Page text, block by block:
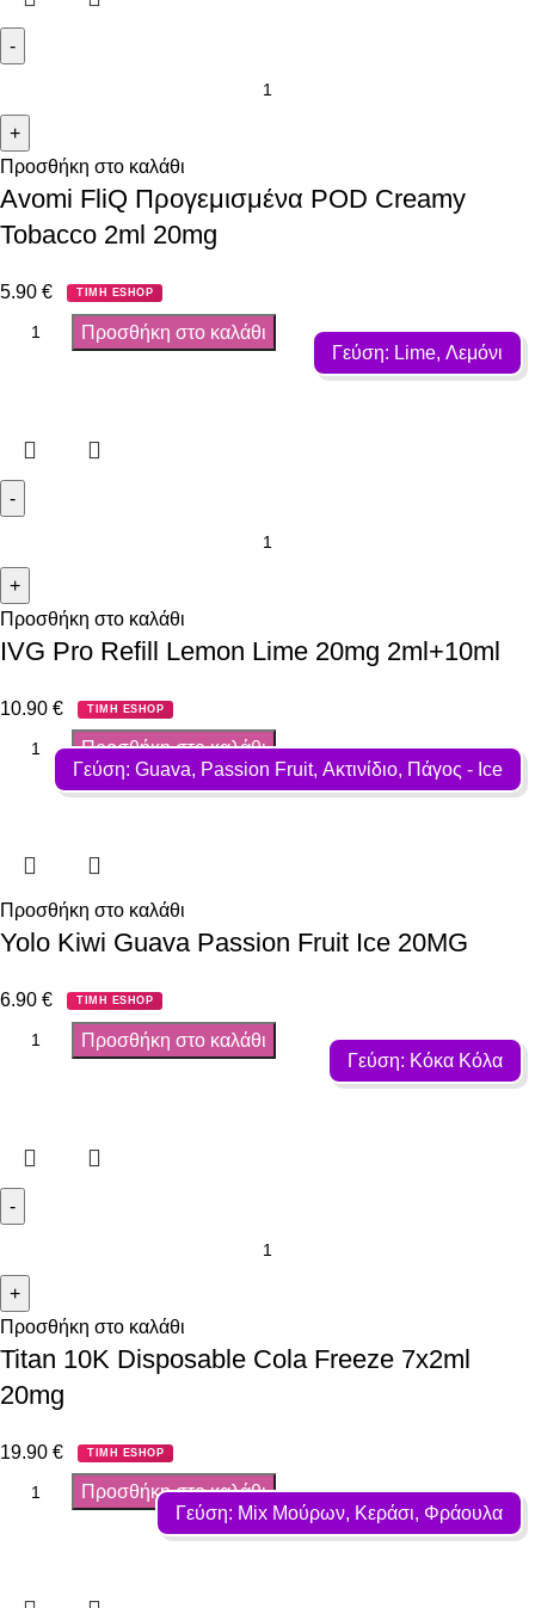
Προσθήκη στο καλάθι
Avomi FliQ Προγεμισμένα POD Creamy
Tobacco 2ml 20mg
5.90 € ΤΙΜΗ ESHOP
Προσθήκη στο καλάθι
Γεύση: Lime, Λεμόνι
Προσθήκη στο καλάθι
IVG Pro Refill Lemon Lime 20mg 2ml+10ml
10.90 € ΤΙΜΗ ESHOP
Προσθήκη στο καλάθι
Γεύση: Guava, Passion Fruit, Ακτινίδιο, Πάγος - Ιce
Προσθήκη στο καλάθι
Yolo Kiwi Guava Passion Fruit Ice 20MG
6.90 € ΤΙΜΗ ESHOP
Προσθήκη στο καλάθι
Γεύση: Κόκα Κόλα
Προσθήκη στο καλάθι
Titan 10K Disposable Cola Freeze 7x2ml
20mg
19.90 € ΤΙΜΗ ESHOP
Προσθήκη στο καλάθι
Γεύση: Mix Μούρων, Κεράσι, Φράουλα